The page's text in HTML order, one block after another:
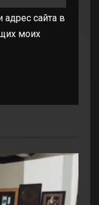
сайта в
моих